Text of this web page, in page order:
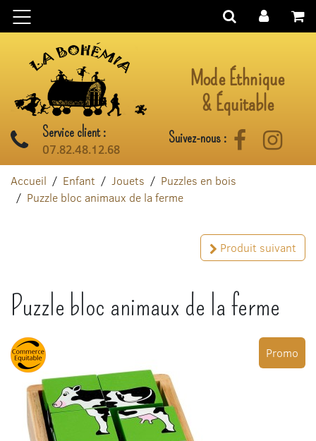
Aller au contenu
Mode Éthnique
& Équitable
Service client :
07.82.48.12.68
Suivez-nous : Facebook
Accueil Enfant Jouets
Puzzles en bois
Puzzle bloc animaux de la ferme
Produit suivant
Puzzle bloc animaux de la ferme
Promo